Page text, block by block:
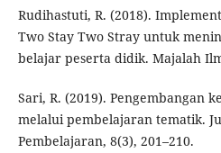
Rudihastuti, R. (2018).
Two Stay Two Stray untuk
belajar peserta didik. Majalah
Sari, R. (2019). Pengembangan
melalui pembelajaran tematik.
Pembelajaran, 8(3), 201–210.